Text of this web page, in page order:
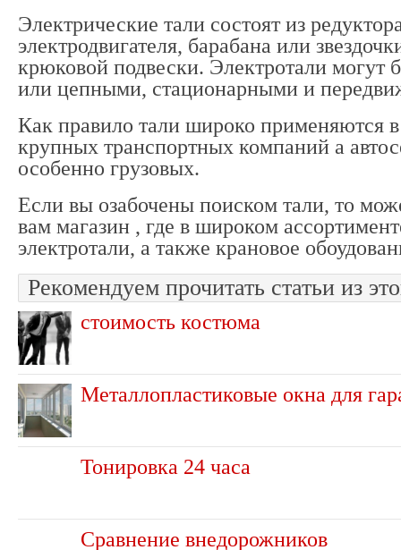
Электрические тали состоят из
электродвигателя, барабана или
крюковой подвески. Электротали могут
или цепными, стационарными и
Как правило тали широко применяются
крупных транспортных компаний а
особенно грузовых.
Если вы озабочены поиском тали, то
вам магазин , где в широком
электротали, а также крановое
Рекомендуем прочитать статьи из
стоимость костюма
Металлопластиковые окна для
Тонировка 24 часа
Сравнение внедорожников